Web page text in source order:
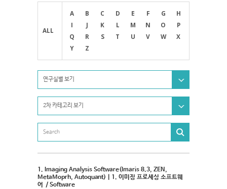
ALL
A B C D E F G
H
I
J K L M N O
P
Q
R S T U V W
X
Y
Z
연구실별 보기
2차 카테고리 보기
1. Imaging Analysis Software(Imaris 8.3, ZEN,
MetaMoprh, Autoquant) | 1. 이미징 프로세싱 소프트웨
어 / Software